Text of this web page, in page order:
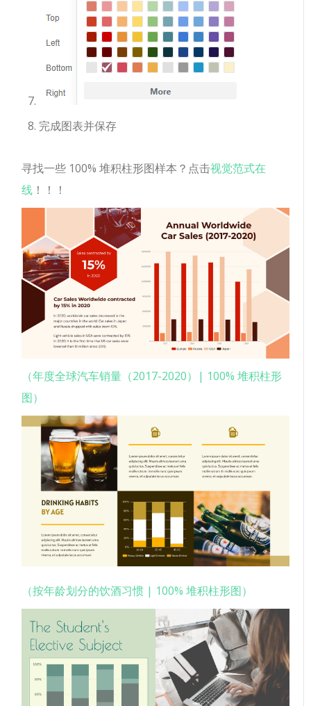
完成图表并保存
寻找一些 100% 堆积柱形图样本？点击视觉范式在
线 ！！！
（年度全球汽车销量（2017-2020）| 100% 堆积柱形
图）
（按年龄划分的饮酒习惯 | 100% 堆积柱形图）